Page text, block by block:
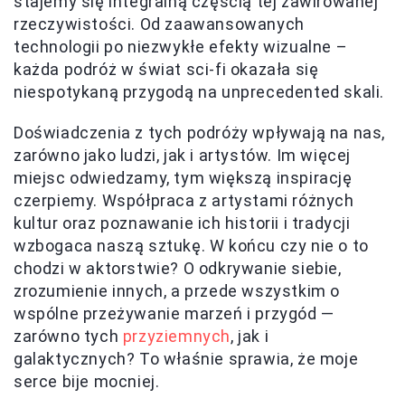
rzeczywistości. Od zaawansowanych
technologii po niezwykłe efekty wizualne –
każda podróż w świat sci-fi okazała się
niespotykaną przygodą na unprecedented skali.
Doświadczenia z tych podróży wpływają na nas,
zarówno jako ludzi, jak i artystów. Im więcej
miejsc odwiedzamy, tym większą inspirację
czerpiemy. Współpraca z artystami różnych
kultur oraz poznawanie ich historii i tradycji
wzbogaca naszą sztukę. W końcu czy nie o to
chodzi w aktorstwie? O odkrywanie siebie,
zrozumienie innych, a przede wszystkim o
wspólne przeżywanie marzeń i przygód —
zarówno tych przyziemnych, jak i
galaktycznych? To właśnie sprawia, że moje
serce bije mocniej.